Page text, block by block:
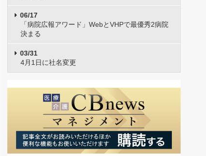
06/17
「病院広報アワード」WebとVHPで最優秀2病院
決まる
03/31
4月1日に社名変更